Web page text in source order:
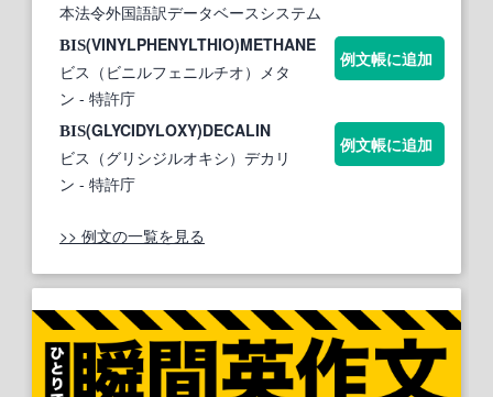
本法令外国語訳データベースシステム
BIS(VINYLPHENYLTHIO)METHANE
ビス（ビニルフェニルチオ）メタ
ン - 特許庁
例文帳に追加
BIS(GLYCIDYLOXY)DECALIN
ビス（グリシジルオキシ）デカリ
ン - 特許庁
例文帳に追加
>> 例文の一覧を見る